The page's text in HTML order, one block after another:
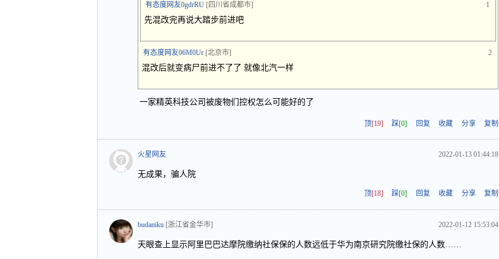
有态度网友0gdrRU [四川省成都市] 1
先混改完再说大踏步前进吧
有态度网友06M0Ur [北京市] 2
混改后就变病尸前进不了了 就像北汽一样
一家精英科技公司被废物们控权怎么可能好的了
顶[19] 踩[0] 回复 收藏 分享 复制
火星网友 2022-01-13 01:44:18
无成果，骗人院
顶[18] 踩[0] 回复 收藏 分享 复制
budaniku [浙江省金华市] 2022-01-12 15:53:04
天眼查上显示阿里巴巴达摩院缴纳社保保的人数远低于华为南京研究院缴社保的人数……